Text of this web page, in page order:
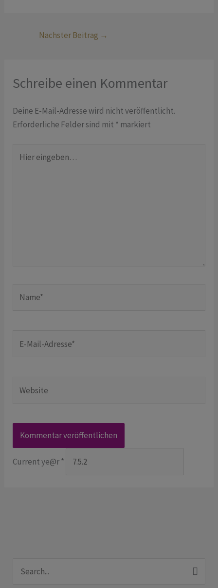
Nächster Beitrag →
Schreibe einen Kommentar
Deine E-Mail-Adresse wird nicht veröffentlicht.
Erforderliche Felder sind mit * markiert
eingeben…
Mail-
Current ye@r*